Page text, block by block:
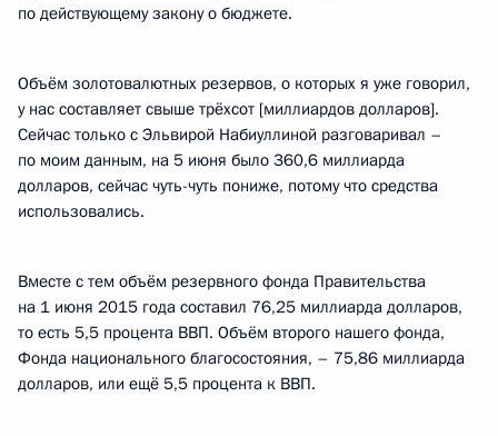
по действующему закону о бюджете.
Объём золотовалютных резервов, о которых я уже говорил,
у нас составляет свыше трёхсот [миллиардов долларов].
Сейчас только с Эльвирой Набиуллиной разговаривал –
по моим данным, на 5 июня было 360,6 миллиарда
долларов, сейчас чуть-чуть пониже, потому что средства
использовались.
Вместе с тем объём резервного фонда Правительства
на 1 июня 2015 года составил 76,25 миллиарда долларов,
то есть 5,5 процента ВВП. Объём второго нашего фонда,
Фонда национального благосостояния, – 75,86 миллиарда
долларов, или ещё 5,5 процента к ВВП.